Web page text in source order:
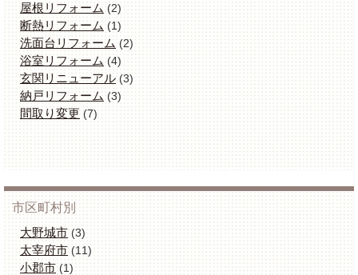
屋根リフォーム (2)
断熱リフォーム(1)
洗面台リフォーム(2)
浴室リフォーム (4)
玄関リニューアル(3)
納戸リフォーム(3)
間取り変更 (7)
市区町村別
大野城市(3)
太宰府市(11)
小郡市(1)